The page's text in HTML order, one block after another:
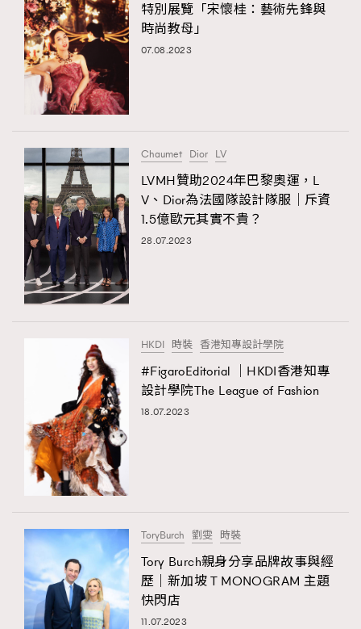
特別展覽「宋懷桂：藝術先鋒與
時尚教母」
07.08.2023
Chaumet Dior LV
LVMH贊助2024年巴黎奧運，L
V、Dior為法國隊設計隊服｜斥資
1.5億歐元其實不貴？
28.07.2023
HKDI 時裝 香港知專設計學院
#FigaroEditorial ｜HKDI香港知專
設計學院The League of Fashion
18.07.2023
ToryBurch 劉雯 時裝
Tory Burch親身分享品牌故事與經
歷｜新加坡 T MONOGRAM 主題
快閃店
11.07.2023